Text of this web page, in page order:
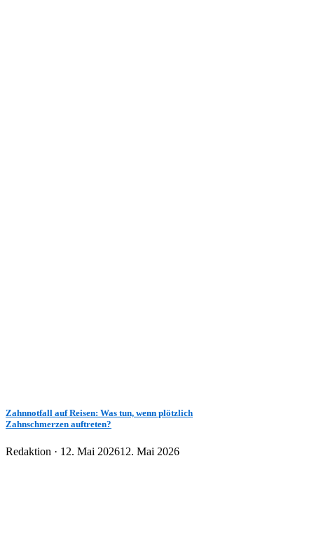
Zahnnotfall auf Reisen: Was tun, wenn plötzlich
Zahnschmerzen auftreten?
Redaktion · Veröffentlicht
12. Mai 202612. Mai 2026